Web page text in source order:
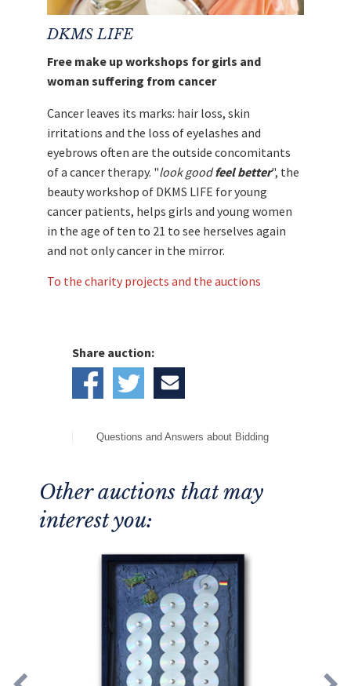
DKMS LIFE
Free make up workshops for girls and
woman suffering from cancer
Cancer leaves its marks: hair loss, skin
irritations and the loss of eyelashes and
eyebrows often are the outside concomitants
of a cancer therapy. "look goodfeel better", the
beauty workshop of DKMS LIFE for young
cancer patients, helps girls and young women
in the age of ten to 21 to see herselves again
and not only cancer in the mirror.
To the charity projects and the auctions
Share auction:
Questions and Answers about Bidding
Other auctions that may
interest you: